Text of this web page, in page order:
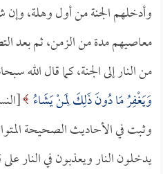
وأدخلهم الجنة من أول وهلة، وإن
معاصيهم مدة من الزمن، ثم بعد
من النار إلى الجنة، كما قال الله
وَيَغْفِرُ مَا دُونَ ذَلِكَ لِمَنْ يَشَاءُ
وثبت في الأحاديث الصحيحة
يدخلون النار ويعذبون في النار